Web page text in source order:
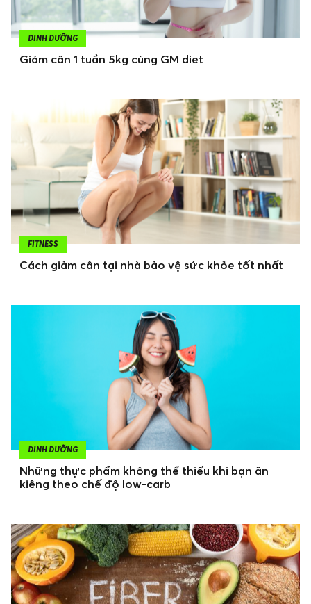
DINH DƯỠNG
Giảm cân 1 tuần 5kg cùng GM diet
FITNESS
Cách giảm cân tại nhà bảo vệ sức khỏe tốt nhất
DINH DƯỠNG
Những thực phẩm không thể thiếu khi bạn ăn
kiêng theo chế độ low-carb